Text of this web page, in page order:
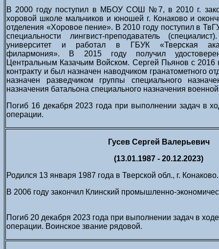
В 2000 году поступил в МБОУ СОШ №7, в 2010 г.
хоровой школе мальчиков и юношей г. Конаково и
отделения «Хоровое пение». В 2010 году поступил в
специальности лингвист-преподаватель
университет и работал в ГБУК «Тверская
филармония».
В 2015 году получил
Центральным Казачьим Войском. Сергей Пьянов с 2016
контракту и был назначен наводчиком гранатометного
назначен разведчиком группы специального
назначения батальона специального назначения
Погиб 16 декабря 2023 года при выполнении задач в
операции.
Гусев Сергей Валерьевич
(13.01.1987 - 20.12.2023)
Родился 13 января 1987 года в Тверской обл., г. Конаково.
В 2006 году закончил Клинский промышленно-
Погиб 20 декабря 2023 года при выполнении задач в
операции. Воинское звание рядовой.